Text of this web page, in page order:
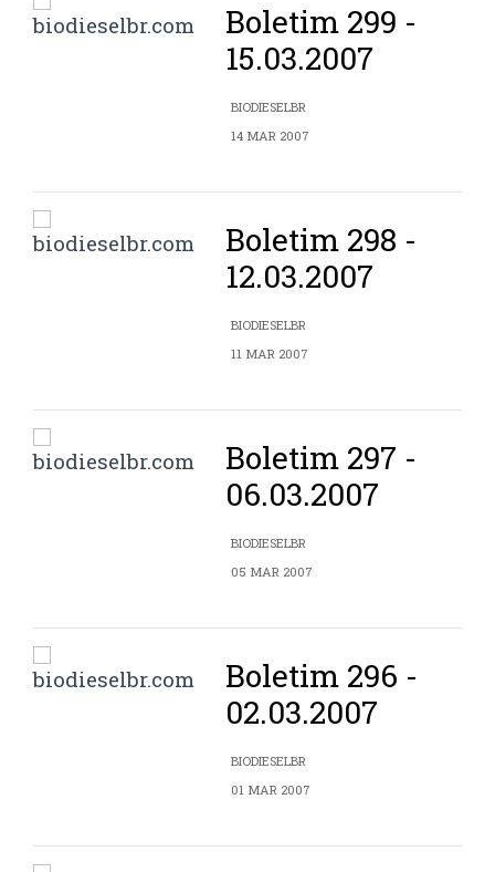
Boletim 299 -
15.03.2007
BIODIESELBR
14 MAR 2007
Boletim 298 -
12.03.2007
BIODIESELBR
11 MAR 2007
Boletim 297 -
06.03.2007
BIODIESELBR
05 MAR 2007
Boletim 296 -
02.03.2007
BIODIESELBR
01 MAR 2007